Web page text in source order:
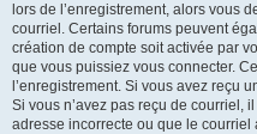
lors de l’enregistrement, alors vous
courriel. Certains forums peuvent
création de compte soit activée par
que vous puissiez vous connecter.
l’enregistrement. Si vous avez reçu
Si vous n’avez pas reçu de courriel,
adresse incorrecte ou que le courriel